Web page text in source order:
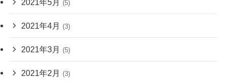
(5)
2021年4月 (3)
2021年3月 (5)
2021年2月 (3)